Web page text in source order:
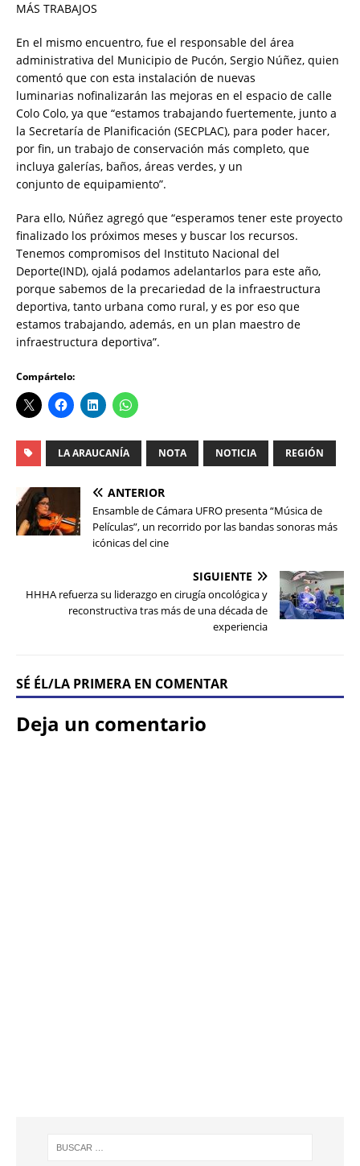
MÁS TRABAJOS
En el mismo encuentro, fue el responsable del área
administrativa del Municipio de Pucón, Sergio Núñez, quien
comentó que con esta instalación de nuevas
luminarias nofinalizarán las mejoras en el espacio de calle
Colo Colo, ya que “estamos trabajando fuertemente, junto a
la Secretaría de Planificación (SECPLAC), para poder hacer,
por fin, un trabajo de conservación más completo, que
incluya galerías, baños, áreas verdes, y un
conjunto de equipamiento”.
Para ello, Núñez agregó que “esperamos tener este proyecto
finalizado los próximos meses y buscar los recursos.
Tenemos compromisos del Instituto Nacional del
Deporte(IND), ojalá podamos adelantarlos para este año,
porque sabemos de la precariedad de la infraestructura
deportiva, tanto urbana como rural, y es por eso que
estamos trabajando, además, en un plan maestro de
infraestructura deportiva”.
Compártelo:
LA ARAUCANÍA NOTA NOTICIA REGIÓN
ANTERIOR
Ensamble de Cámara UFRO presenta “Música de
Películas”, un recorrido por las bandas sonoras más
icónicas del cine
SIGUIENTE
HHHA refuerza su liderazgo en cirugía oncológica y
reconstructiva tras más de una década de
experiencia
SÉ ÉL/LA PRIMERA EN COMENTAR
Deja un comentario